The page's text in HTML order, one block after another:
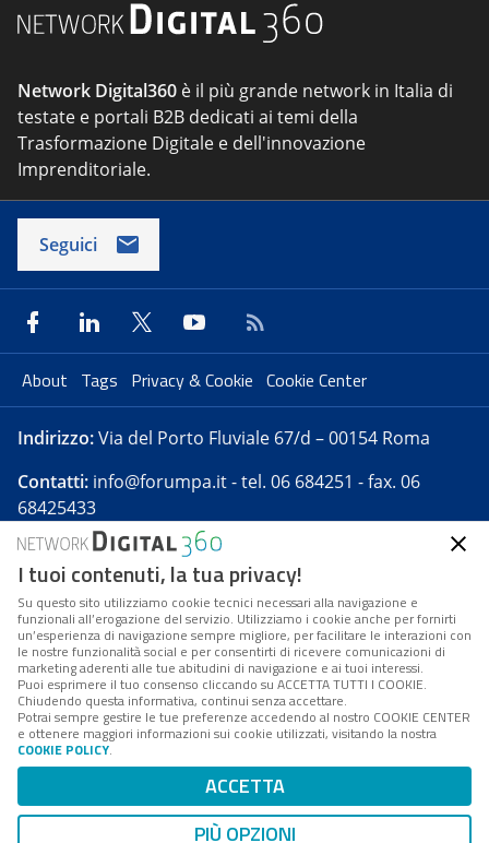
Network Digital360 è il più grande network in Italia di
testate e portali B2B dedicati ai temi della
Trasformazione Digitale e dell'innovazione
Imprenditoriale.
Seguici
About Tags Privacy & Cookie Cookie Center
Indirizzo:Via del Porto Fluviale 67/d – 00154 Roma
Contatti: info@forumpa.it- tel. 06 684251 - fax. 06
68425433
Forumpa.itè una pubblicazione telematica iscritta
presso Registro della stampa del Tribunale di Roma -
Reg. n. 182 del 2 maggio 2008 - Direttore resp. Michela
Stentella
FPA s.r.l. è società soggetta a Direzione e
Coordinamento da parte di Digital360 S.p.A. - FPA s.r.l.
è un'azienda certificata per il sistema di management
Codice Fiscale/Partita IVA n. 10693191008 - R.E.A. Roma
n. 1249791. ISP AWS
Mappa del sito
I tuoi contenuti, la tua privacy!
Su questo sito utilizziamo cookie tecnici necessari alla navigazione e
funzionali all’erogazione del servizio. Utilizziamo i cookie anche per fornirti
un’esperienza di navigazione sempre migliore, per facilitare le interazioni con
le nostre funzionalità social e per consentirti di ricevere comunicazioni di
marketing aderenti alle tue abitudini di navigazione e ai tuoi interessi.
Puoi esprimere il tuo consenso cliccando su ACCETTA TUTTI I COOKIE.
Chiudendo questa informativa, continui senza accettare.
Potrai sempre gestire le tue preferenze accedendo al nostro COOKIE CENTER
e ottenere maggiori informazioni sui cookie utilizzati, visitando la nostra
COOKIE POLICY.
ACCETTA
PIÙ OPZIONI